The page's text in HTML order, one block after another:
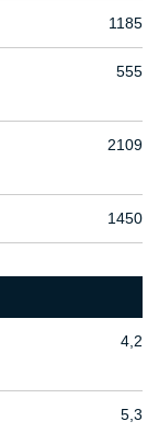
1185
555
2109
1450
4,2
5,3